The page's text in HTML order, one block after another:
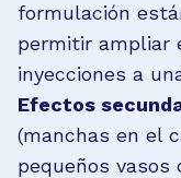
formulación
permitir ampliar
inyecciones a
Efectos
(manchas en el
pequeños vasos